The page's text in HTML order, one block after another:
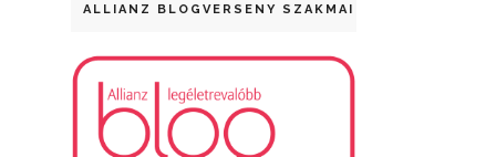
ALLIANZ BLOGVERSENY SZAKMAI DÍJ